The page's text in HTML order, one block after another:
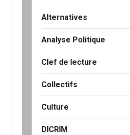
Alternatives
Analyse Politique
Clef de lecture
Collectifs
Culture
DICRIM